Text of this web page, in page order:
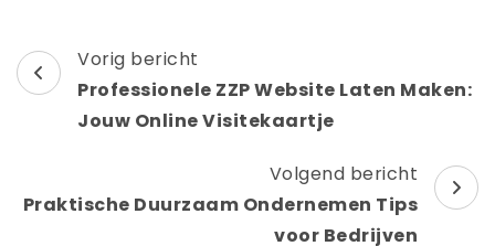
Berichtnavigatie
Vorig bericht
Professionele ZZP Website Laten Maken:
Jouw Online Visitekaartje
Volgend bericht
Praktische Duurzaam Ondernemen Tips
voor Bedrijven